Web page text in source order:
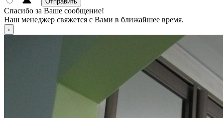
Спасибо за Ваше сообщение!
Наш менеджер свяжется с Вами в ближайшее время.